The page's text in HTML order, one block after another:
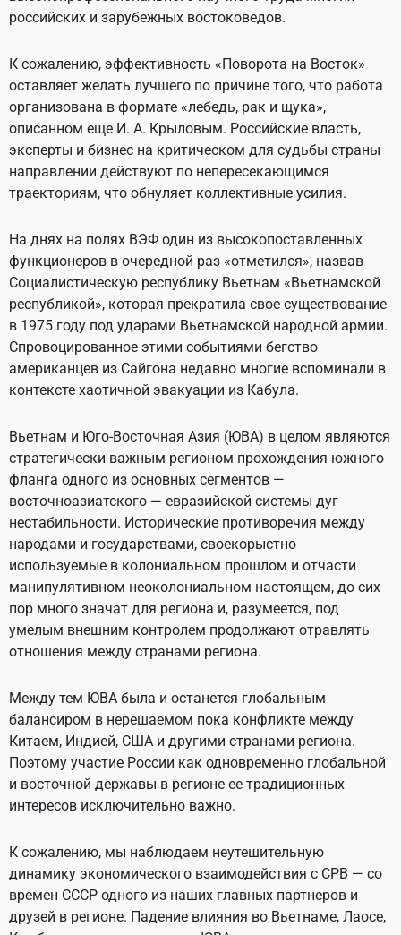
российских и зарубежных востоковедов.
К сожалению, эффективность «Поворота на Восток»
оставляет желать лучшего по причине того, что работа
организована в формате «лебедь, рак и щука»,
описанном еще И. А. Крыловым. Российские власть,
эксперты и бизнес на критическом для судьбы страны
направлении действуют по непересекающимся
траекториям, что обнуляет коллективные усилия.
На днях на полях ВЭФ один из высокопоставленных
функционеров в очередной раз «отметился», назвав
Социалистическую республику Вьетнам «Вьетнамской
республикой», которая прекратила свое существование
в 1975 году под ударами Вьетнамской народной армии.
Спровоцированное этими событиями бегство
американцев из Сайгона недавно многие вспоминали в
контексте хаотичной эвакуации из Кабула.
Вьетнам и Юго-Восточная Азия (ЮВА) в целом являются
стратегически важным регионом прохождения южного
фланга одного из основных сегментов —
восточноазиатского — евразийской системы дуг
нестабильности. Исторические противоречия между
народами и государствами, своекорыстно
используемые в колониальном прошлом и отчасти
манипулятивном неоколониальном настоящем, до сих
пор много значат для региона и, разумеется, под
умелым внешним контролем продолжают отравлять
отношения между странами региона.
Между тем ЮВА была и останется глобальным
балансиром в нерешаемом пока конфликте между
Китаем, Индией, США и другими странами региона.
Поэтому участие России как одновременно глобальной
и восточной державы в регионе ее традиционных
интересов исключительно важно.
К сожалению, мы наблюдаем неутешительную
динамику экономического взаимодействия с СРВ — со
времен СССР одного из наших главных партнеров и
друзей в регионе. Падение влияния во Вьетнаме, Лаосе,